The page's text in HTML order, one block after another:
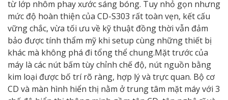
từ lớp nhôm phay xước sáng bóng. Tuy nhỏ gọn nhưng
mức độ hoàn thiện của CD-S303 rất toàn vẹn, kết cấu
vững chắc, vừa tối ưu về kỹ thuật đồng thời vẫn đảm
bảo được tính thẩm mỹ khi setup cùng những thiết bị
khác mà không phá đi tổng thể chung.Mặt trước của
máy là các nút bấm tùy chỉnh chế độ, nút nguồn bằng
kim loại được bố trí rõ ràng, hợp lý và trực quan. Bộ cơ
CD và màn hình hiển thị nằm ở trung tâm mặt máy với 3